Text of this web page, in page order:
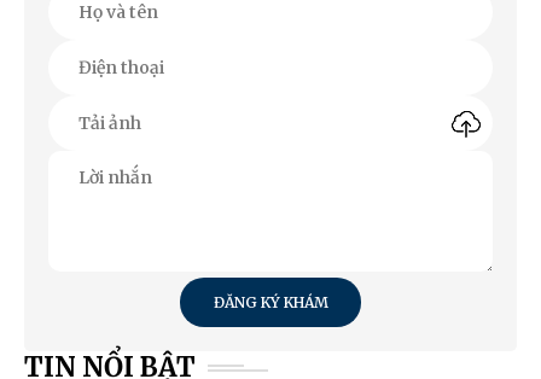
ĐĂNG KÝ KHÁM
TIN NỔI BẬT